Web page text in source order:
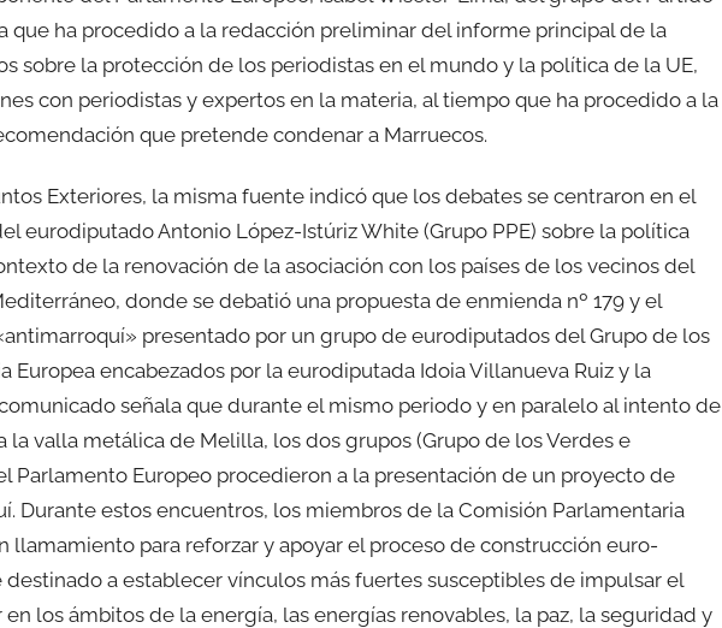
que ha procedido a la redacción preliminar del informe principal de la
sobre la protección de los periodistas en el mundo y la política de la UE,
con periodistas y expertos en la materia, al tiempo que ha procedido a la
que pretende condenar a Marruecos.
Exteriores, la misma fuente indicó que los debates se centraron en el
eurodiputado Antonio López-Istúriz White (Grupo PPE) sobre la política
de la renovación de la asociación con los países de los vecinos del
donde se debatió una propuesta de enmienda nº 179 y el
presentado por un grupo de eurodiputados del Grupo de los
Europea encabezados por la eurodiputada Idoia Villanueva Ruiz y la
señala que durante el mismo periodo y en paralelo al intento de
valla metálica de Melilla, los dos grupos (Grupo de los Verdes e
Parlamento Europeo procedieron a la presentación de un proyecto de
Durante estos encuentros, los miembros de la Comisión Parlamentaria
llamamiento para reforzar y apoyar el proceso de construcción euro-
a establecer vínculos más fuertes susceptibles de impulsar el
los ámbitos de la energía, las energías renovables, la paz, la seguridad y